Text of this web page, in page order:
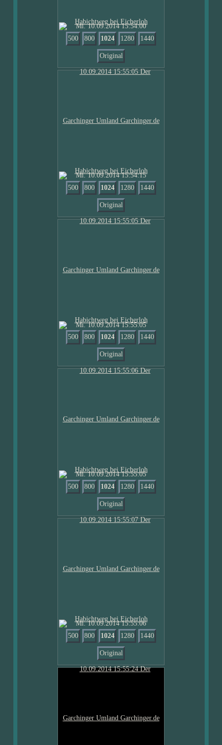
Mi. 10.09.2014 15:54:00
500
800 1024 1280 1440
Original
Mi. 10.09.2014 15:54:15
500
800 1024 1280 1440
Original
Mi. 10.09.2014 15:55:05
500
800 1024 1280 1440
Original
Mi. 10.09.2014 15:55:05
500
800 1024 1280 1440
Original
Mi. 10.09.2014 15:55:06
500
800 1024 1280 1440
Original